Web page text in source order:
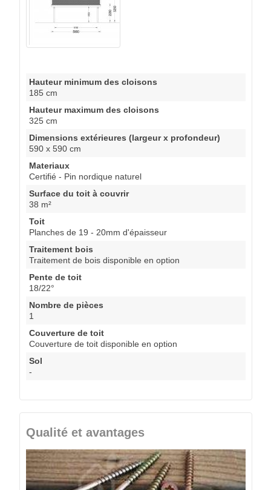
Hauteur minimum des cloisons
185 cm
Hauteur maximum des cloisons
325 cm
Dimensions extérieures (largeur x profondeur)
590 x 590 cm
Materiaux
Certifié - Pin nordique naturel
Surface du toit à couvrir
38 m²
Toit
Planches de 19 - 20mm d'épaisseur
Traitement bois
Traitement de bois disponible en option
Pente de toit
18/22°
Nombre de pièces
1
Couverture de toit
Couverture de toit disponible en option
Sol
-
Qualité et avantages